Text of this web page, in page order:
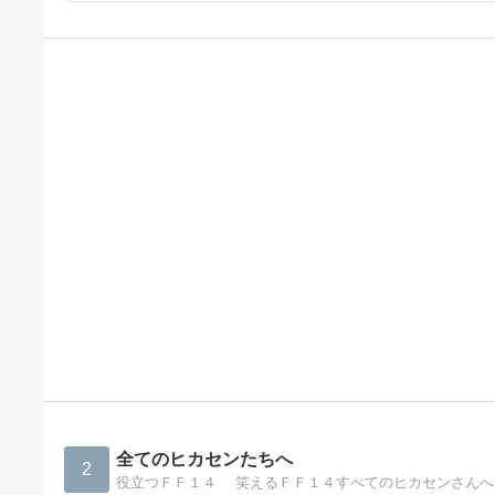
2 全てのヒカセンたちへ
役立つＦＦ１４ 笑えるＦＦ１４すべてのヒカセンさん